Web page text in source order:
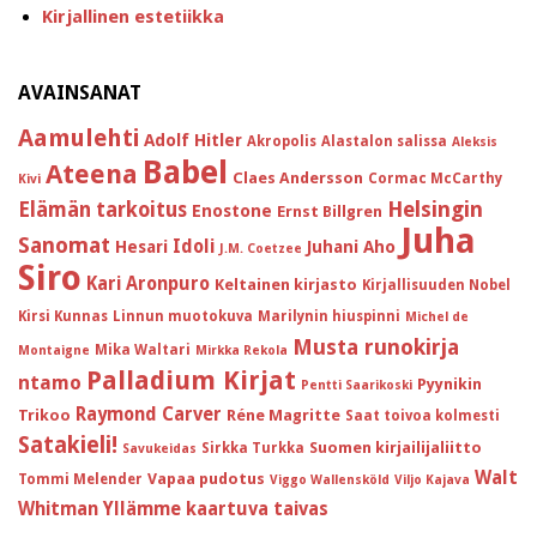
Kirjallinen estetiikka
AVAINSANAT
Aamulehti Adolf Hitler Akropolis Alastalon salissa Aleksis
Kivi Ateena Babel Claes Andersson Cormac McCarthy
Elämän tarkoitus Enostone Ernst Billgren Helsingin
Sanomat Hesari Idoli J.M. Coetzee Juhani Aho Juha
Siro Kari Aronpuro Keltainen kirjasto Kirjallisuuden Nobel
Kirsi Kunnas Linnun muotokuva Marilynin hiuspinni Michel de
Montaigne Mika Waltari Mirkka Rekola Musta runokirja
ntamo Palladium Kirjat Pentti Saarikoski Pyynikin
Trikoo Raymond Carver Réne Magritte Saat toivoa kolmesti
Satakieli! Savukeidas Sirkka Turkka Suomen kirjailijaliitto
Tommi Melender Vapaa pudotus Viggo Wallensköld Viljo Kajava Walt
Whitman Yllämme kaartuva taivas